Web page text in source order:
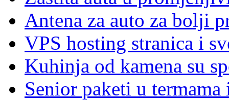
Antena za auto za bolji
VPS hosting stranica i
Kuhinja od kamena su
Senior paketi u